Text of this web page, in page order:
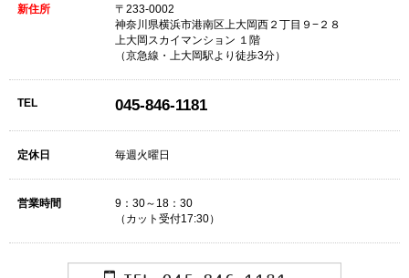
新住所
〒233-0002
神奈川県横浜市港南区上大岡西２丁目９−２８
上大岡スカイマンション １階
（京急線・上大岡駅より徒歩3分）
TEL 045-846-1181
定休日 毎週火曜日
営業時間
9：30～18：30
（カット受付17:30）